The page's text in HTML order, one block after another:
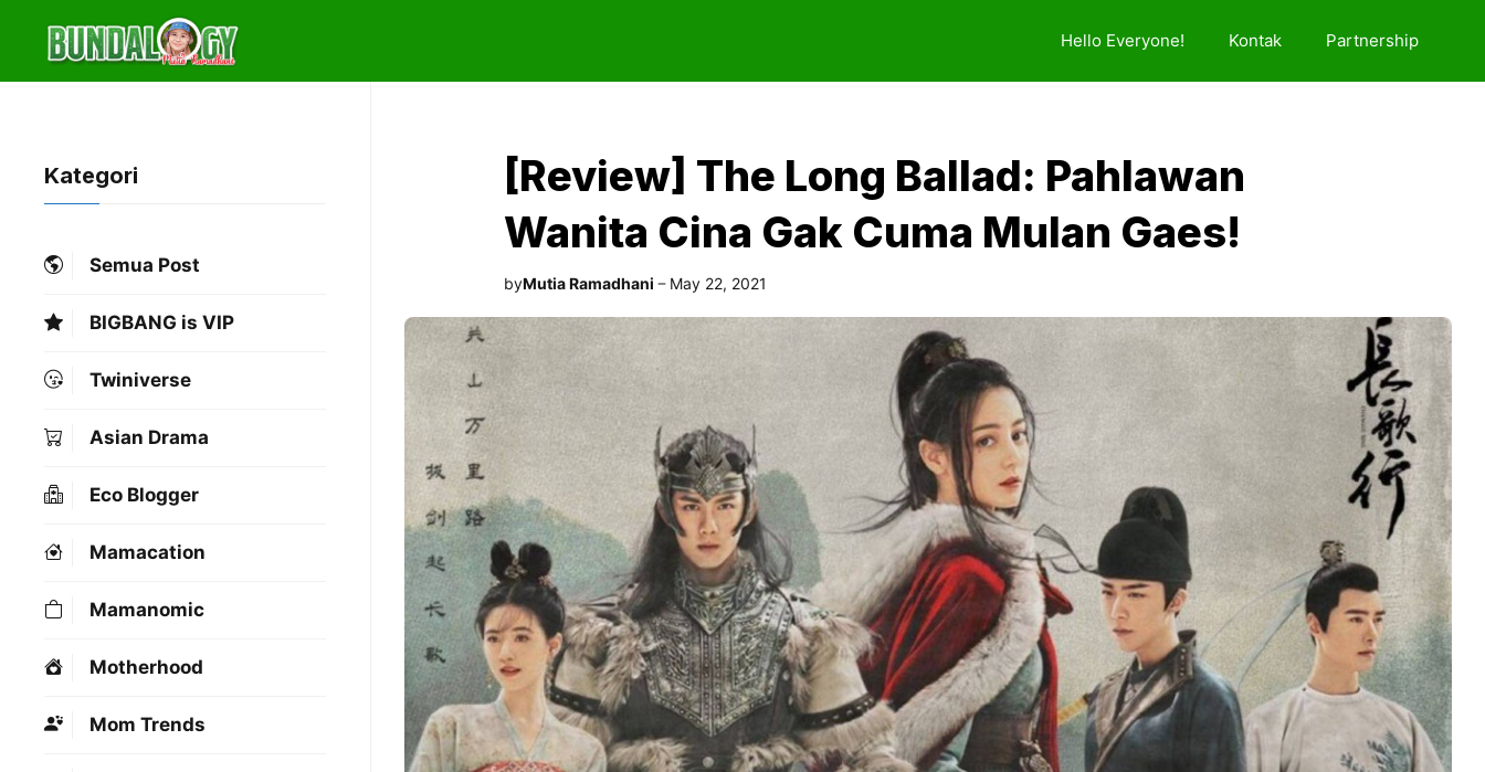
content
Hello Everyone! Kontak Partnership
[Review] The Long Ballad: Pahlawan
Wanita Cina Gak Cuma Mulan Gaes!
byMutia Ramadhani May 22, 2021
Kategori
Semua Post
BIGBANG is VIP
Twiniverse
Asian Drama
Eco Blogger
Mamacation
Mamanomic
Motherhood
Mom Trends